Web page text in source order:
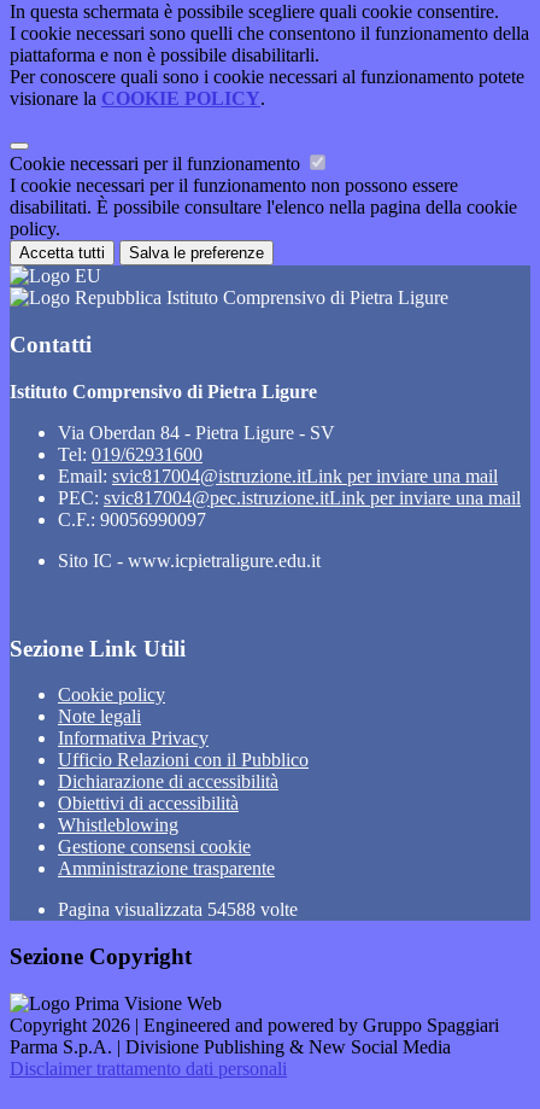
In questa schermata è possibile scegliere quali cookie consentire.
I cookie necessari sono quelli che consentono il funzionamento della
piattaforma e non è possibile disabilitarli.
Per conoscere quali sono i cookie necessari al funzionamento potete
visionare la COOKIE POLICY.
Cookie necessari per il funzionamento
I cookie necessari per il funzionamento non possono essere
disabilitati. È possibile consultare l'elenco nella pagina della cookie
policy.
Accetta tutti Salva le preferenze
Istituto Comprensivo di Pietra Ligure
Contatti
Istituto Comprensivo di Pietra Ligure
Via Oberdan 84 - Pietra Ligure - SV
Tel: 019/62931600
Email: svic817004@istruzione.itLink per inviare una mail
PEC: svic817004@pec.istruzione.itLink per inviare una mail
C.F.: 90056990097
Sito IC - www.icpietraligure.edu.it
Sezione Link Utili
Cookie policy
Note legali
Informativa Privacy
Ufficio Relazioni con il Pubblico
Dichiarazione di accessibilità
Obiettivi di accessibilità
Whistleblowing
Gestione consensi cookie
Amministrazione trasparente
Pagina visualizzata 54588 volte
Sezione Copyright
Copyright 2026 | Engineered and powered by Gruppo Spaggiari
Parma S.p.A. | Divisione Publishing & New Social Media
Disclaimer trattamento dati personali